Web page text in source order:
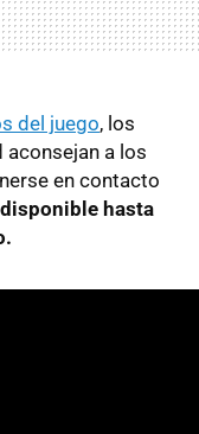
del juego, los
a los
en contacto
hasta